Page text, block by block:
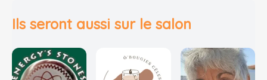
Ils seront aussi sur le salon